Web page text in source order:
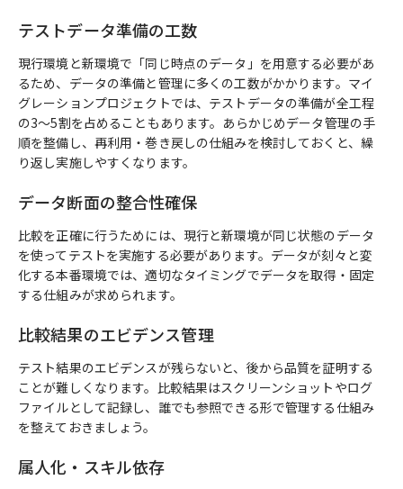
テストデータ準備の工数
現行環境と新環境で「同じ時点のデータ」を用意する必要があ
るため、データの準備と管理に多くの工数がかかります。マイ
グレーションプロジェクトでは、テストデータの準備が全工程
の3〜5割を占めることもあります。あらかじめデータ管理の手
順を整備し、再利用・巻き戻しの仕組みを検討しておくと、繰
り返し実施しやすくなります。
データ断面の整合性確保
比較を正確に行うためには、現行と新環境が同じ状態のデータ
を使ってテストを実施する必要があります。データが刻々と変
化する本番環境では、適切なタイミングでデータを取得・固定
する仕組みが求められます。
比較結果のエビデンス管理
テスト結果のエビデンスが残らないと、後から品質を証明する
ことが難しくなります。比較結果はスクリーンショットやログ
ファイルとして記録し、誰でも参照できる形で管理する仕組み
を整えておきましょう。
属人化・スキル依存